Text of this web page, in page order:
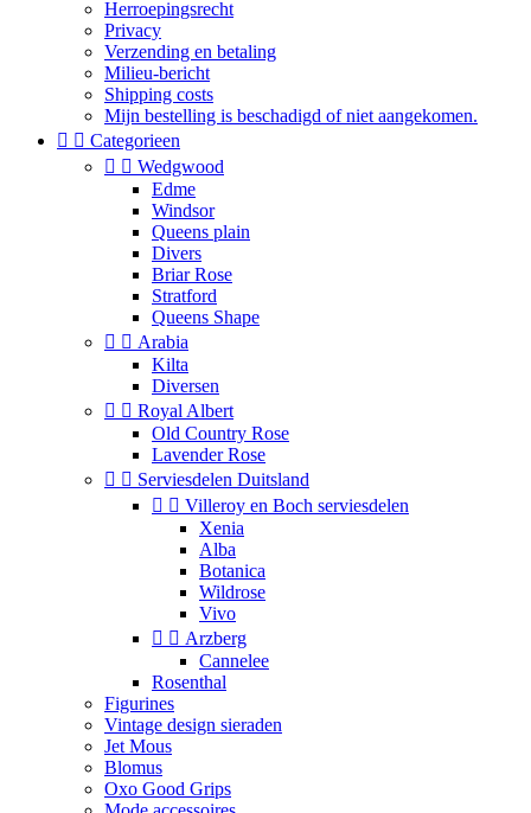
Herroepingsrecht
Privacy
Verzending en betaling
Milieu-bericht
Shipping costs
Mijn bestelling is beschadigd of niet aangekomen.
  Categorieen
  Wedgwood
Edme
Windsor
Queens plain
Divers
Briar Rose
Stratford
Queens Shape
  Arabia
Kilta
Diversen
  Royal Albert
Old Country Rose
Lavender Rose
  Serviesdelen Duitsland
  Villeroy en Boch serviesdelen
Xenia
Alba
Botanica
Wildrose
Vivo
  Arzberg
Cannelee
Rosenthal
Figurines
Vintage design sieraden
Jet Mous
Blomus
Oxo Good Grips